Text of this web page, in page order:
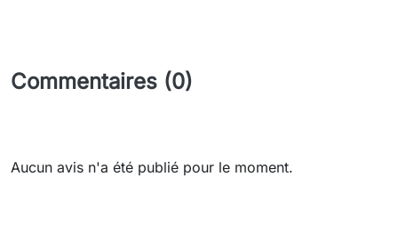
Commentaires (0)
Aucun avis n'a été publié pour le moment.